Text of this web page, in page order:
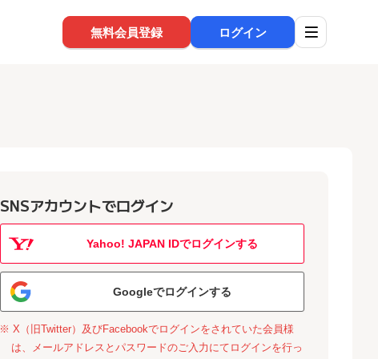
無料会員登録 ログイン
SNSアカウントでログイン
Yahoo! JAPAN IDでログインする
Googleでログインする
※ X（旧Twitter）及びFacebookでログインをされていた会員様
は、メールアドレスとパスワードのご入力にてログインを行っ